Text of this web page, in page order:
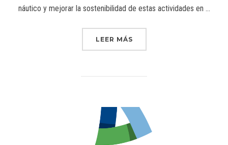
náutico y mejorar la sostenibilidad de estas actividades en …
LEER MÁS